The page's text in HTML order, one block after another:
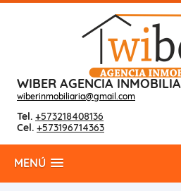
WIBER AGENCIA
wiberinmobiliaria@gmail.com
Tel. +573218408136
Cel. +573196714363
MENÚ